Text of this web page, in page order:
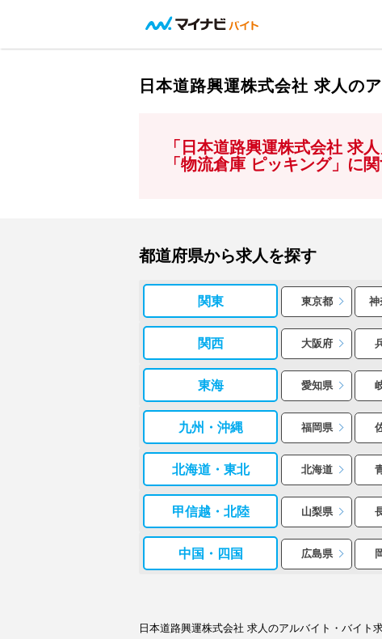
日本道路興運株式会社 求人の
「日本道路興運株式会社 求
「物流倉庫 ピッキング」に
都道府県から求人を探す
関東 東京都 神
関西 大阪府
東海 愛知県
九州・沖縄 福岡県
北海道・東北 北海道
甲信越・北陸 山梨県
中国・四国 広島県
日本道路興運株式会社 求人のアルバイト・バイ